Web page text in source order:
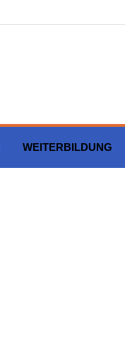
WEITERBILDUNG